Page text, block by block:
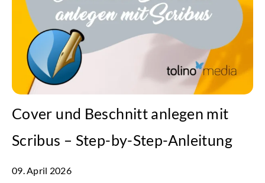
Cover und Beschnitt anlegen mit
Scribus – Step-by-Step-Anleitung
09. April 2026